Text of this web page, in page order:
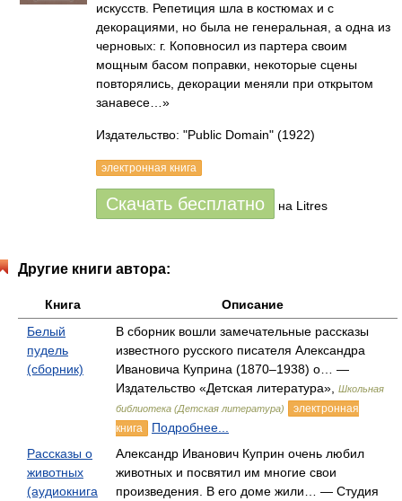
искусств. Репетиция шла в костюмах и с
декорациями, но была не генеральная, а одна из
черновых: г. Коповносил из партера своим
мощным басом поправки, некоторые сцены
повторялись, декорации меняли при открытом
занавесе…»
Издательство: "Public Domain" (1922)
электронная книга
Скачать бесплатно на Litres
Другие книги автора:
Книга
Описание
Белый
пудель
(сборник)
В сборник вошли замечательные рассказы
известного русского писателя Александра
Ивановича Куприна (1870–1938) о… —
Издательство «Детская литература»,
Школьная
библиотека (Детская литература)
электронная
книга
Подробнее...
Рассказы о
животных
(аудиокнига
Александр Иванович Куприн очень любил
животных и посвятил им многие свои
произведения. В его доме жили… — Студия